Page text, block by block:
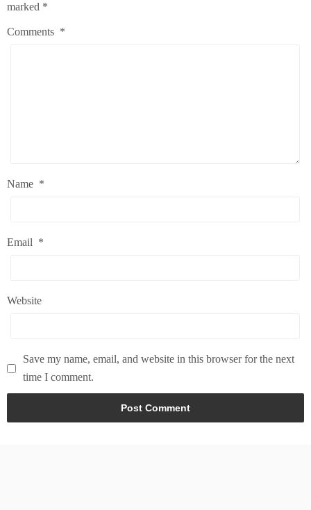
marked *
Comments *
Name *
Email *
Website
Save my name, email, and website in this browser for the next
time I comment.